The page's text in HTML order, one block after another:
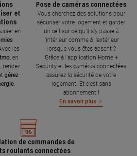
et
en
les
, en
rendez
gérez
.
Pose de caméras connectées
Vous cherchez des solutions pour
sécuriser votre logement et garder
un œil sur ce qu’il s’y passe à
l’intérieur comme à l’extérieur
lorsque vous êtes absent ?
Grâce à l'application Home +
Security et les caméras connectées
assurez la sécurité de votre
logement. Et c'est sans
abonnement !
En savoir plus
de commandes de
roulants connectées